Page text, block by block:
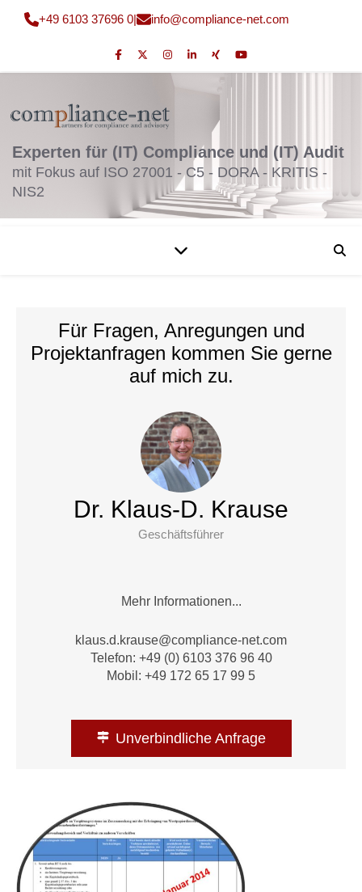
+49 6103 37696 0| moc.t
en-ec
nailp
moc@o
fni
Experten für (IT) Compliance und (IT) Audit
mit Fokus auf ISO 27001 - C5 - DORA - KRITIS -
NIS2
Für Fragen, Anregungen und
Projektanfragen kommen Sie gerne
auf mich zu.
Dr. Klaus-D. Krause
Geschäftsführer
Mehr Informationen...
moc.t
en-ec
nailp
moc@e
suark
.d.su
alk
Telefon: +49 (0) 6103 376 96 40
Mobil: +49 172 65 17 99 5
Unverbindliche Anfrage